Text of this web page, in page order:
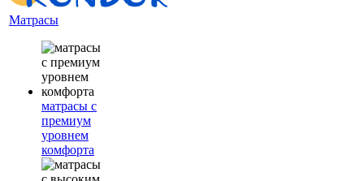
Матрасы
матрасы с
премиум
уровнем
комфорта